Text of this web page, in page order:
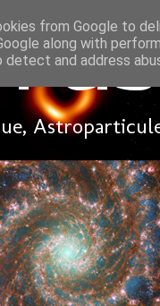
from Google to
along with
and address